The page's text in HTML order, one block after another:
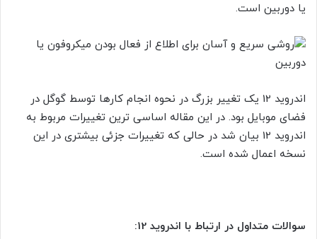
یا دوربین است.
اندروید 12 یک تغییر بزرگ در نحوه انجام کارها توسط گوگل در
فضای موبایل بود. در این مقاله اساسی ترین تغییرات مربوط به
اندروید 12 بیان شد در حالی که تغییرات جزئی بیشتری در این
نسخه اعمال شده است.
سوالات متداول در ارتباط با اندروید 12: